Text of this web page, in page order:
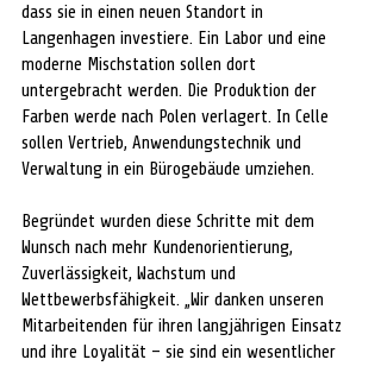
dass sie in einen neuen Standort in
Langenhagen investiere. Ein Labor und eine
moderne Mischstation sollen dort
untergebracht werden. Die Produktion der
Farben werde nach Polen verlagert. In Celle
sollen Vertrieb, Anwendungstechnik und
Verwaltung in ein Bürogebäude umziehen.
Begründet wurden diese Schritte mit dem
Wunsch nach mehr Kundenorientierung,
Zuverlässigkeit, Wachstum und
Wettbewerbsfähigkeit. „Wir danken unseren
Mitarbeitenden für ihren langjährigen Einsatz
und ihre Loyalität – sie sind ein wesentlicher